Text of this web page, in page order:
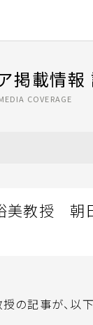
掲載情報
COVERAGE
美教授 朝
授の記事が、以